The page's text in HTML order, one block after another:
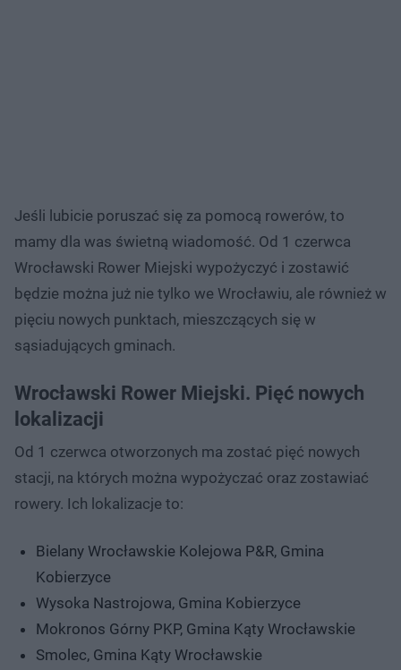
Jeśli lubicie poruszać się za pomocą rowerów, to
mamy dla was świetną wiadomość. Od 1 czerwca
Wrocławski Rower Miejski wypożyczyć i zostawić
będzie można już nie tylko we Wrocławiu, ale również w
pięciu nowych punktach, mieszczących się w
sąsiadujących gminach.
Wrocławski Rower Miejski. Pięć nowych
lokalizacji
Od 1 czerwca otworzonych ma zostać pięć nowych
stacji, na których można wypożyczać oraz zostawiać
rowery. Ich lokalizacje to:
Bielany Wrocławskie Kolejowa P&R, Gmina
Kobierzyce
Wysoka Nastrojowa, Gmina Kobierzyce
Mokronos Górny PKP, Gmina Kąty Wrocławskie
Smolec, Gmina Kąty Wrocławskie